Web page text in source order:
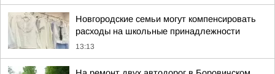
Новгородские семьи могут компенсировать
расходы на школьные принадлежности
13:13